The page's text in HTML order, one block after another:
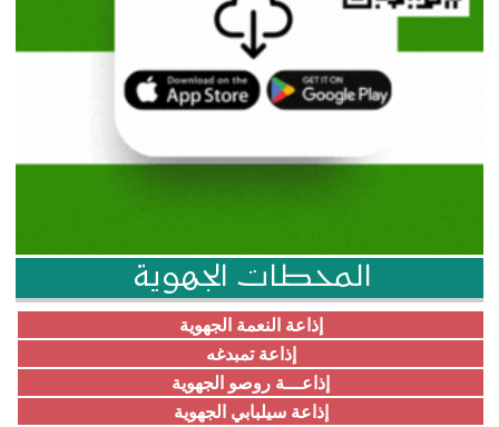
المحطات الجهوية
إذاعة النعمة الجهوية
إذاعة تمبدغه
إذاعـــة روصو الجهوية
إذاعة سيلبابي الجهوية